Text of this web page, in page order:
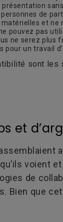
de
et
pouvez pas
ne serez plus
pour un travail
sont les
et
voient
de
Bien que